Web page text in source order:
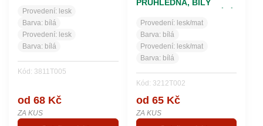
Provedení: lesk
Barva: bílá
Provedení: lesk
Barva: bílá
Kód: 3811T005
od 68 Kč
ZA KUS
PRŮHLEDNÁ, BÍLÝ
DEKOR
Provedení: lesk/mat
Barva: bílá
Provedení: lesk/mat
Barva: bílá
Kód: 3212T002
od 65 Kč
ZA KUS